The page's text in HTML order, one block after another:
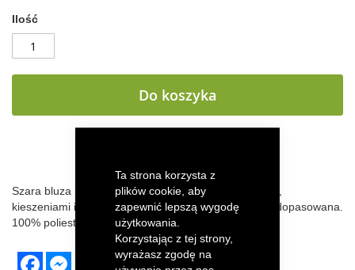
Ta strona korzysta z
plików cookie, aby
zapewnić lepszą wygodę
użytkowania.
Korzystając z tej strony,
wyrażasz zgodę na
Ilość
Do koszyka
Szara bluza polarowa Deutz-Fahr z zamkiem Vislon®,
kieszeniami i przedłużanym tyłem. Ciepła, wygodna, dopasowana.
100% poliester, 300 g/m².
FacebookMessenger